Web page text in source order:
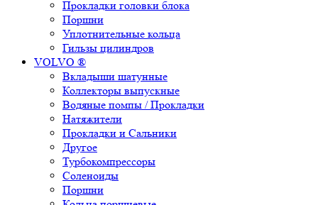
Прокладки головки блока
Поршни
Уплотнительные кольца
Гильзы цилиндров
VOLVO ®
Вкладыши шатунные
Коллекторы выпускные
Водяные помпы / Прокладки
Натяжители
Прокладки и Сальники
Другое
Турбокомпрессоры
Соленоиды
Поршни